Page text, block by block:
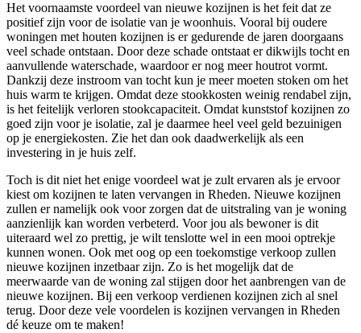
Het voornaamste voordeel van nieuwe kozijnen is het feit dat ze
positief zijn voor de isolatie van je woonhuis. Vooral bij oudere
woningen met houten kozijnen is er gedurende de jaren doorgaans
veel schade ontstaan. Door deze schade ontstaat er dikwijls tocht en
aanvullende waterschade, waardoor er nog meer houtrot vormt.
Dankzij deze instroom van tocht kun je meer moeten stoken om het
huis warm te krijgen. Omdat deze stookkosten weinig rendabel zijn,
is het feitelijk verloren stookcapaciteit. Omdat kunststof kozijnen zo
goed zijn voor je isolatie, zal je daarmee heel veel geld bezuinigen
op je energiekosten. Zie het dan ook daadwerkelijk als een
investering in je huis zelf.
Toch is dit niet het enige voordeel wat je zult ervaren als je ervoor
kiest om kozijnen te laten vervangen in Rheden. Nieuwe kozijnen
zullen er namelijk ook voor zorgen dat de uitstraling van je woning
aanzienlijk kan worden verbeterd. Voor jou als bewoner is dit
uiteraard wel zo prettig, je wilt tenslotte wel in een mooi optrekje
kunnen wonen. Ook met oog op een toekomstige verkoop zullen
nieuwe kozijnen inzetbaar zijn. Zo is het mogelijk dat de
meerwaarde van de woning zal stijgen door het aanbrengen van de
nieuwe kozijnen. Bij een verkoop verdienen kozijnen zich al snel
terug. Door deze vele voordelen is kozijnen vervangen in Rheden
dé keuze om te maken!